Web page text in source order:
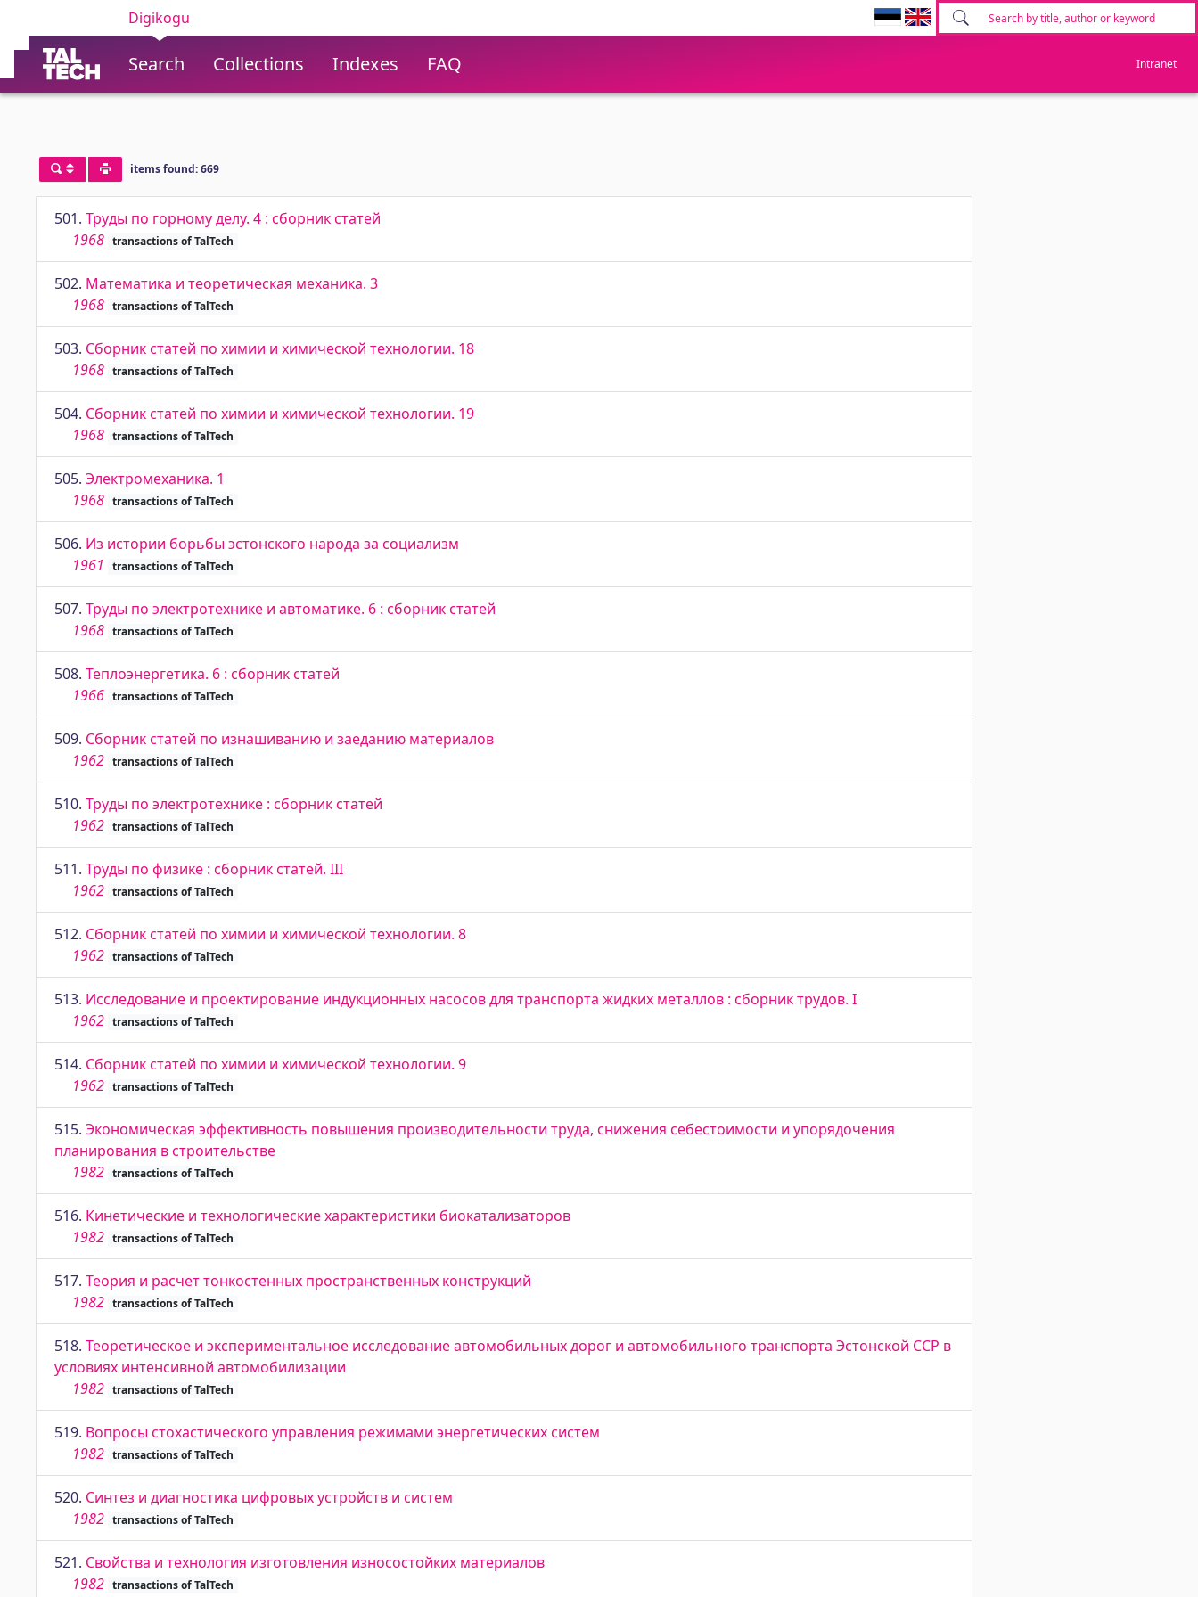
Digikogu
Search Collections Indexes FAQ Intranet
items found: 669
501. Труды по горному делу. 4 : сборник статей
1968 transactions of TalTech
502. Математика и теоретическая механика. 3
1968 transactions of TalTech
503. Сборник статей по химии и химической технологии. 18
1968 transactions of TalTech
504. Сборник статей по химии и химической технологии. 19
1968 transactions of TalTech
505. Электромеханика. 1
1968 transactions of TalTech
506. Из истории борьбы эстонского народа за социализм
1961
transactions of TalTech
507. Труды по электротехнике и автоматике. 6 : сборник статей
1968 transactions of TalTech
508. Теплоэнергетика. 6 : сборник статей
1966 transactions of TalTech
509. Сборник статей по изнашиванию и заеданию материалов
1962 transactions of TalTech
510. Труды по электротехнике : сборник статей
1962 transactions of TalTech
511. Труды по физике : сборник статей. III
1962 transactions of TalTech
512. Сборник статей по химии и химической технологии. 8
1962 transactions of TalTech
513. Исследование и проектирование индукционных насосов для транспорта жидких металлов : сборник трудов. I
1962 transactions of TalTech
514. Сборник статей по химии и химической технологии. 9
1962 transactions of TalTech
515. Экономическая эффективность повышения производительности труда, снижения себестоимости и упорядочения
планирования в строительстве
1982 transactions of TalTech
516. Кинетические и технологические характеристики биокатализаторов
1982 transactions of TalTech
517. Теория и расчет тонкостенных пространственных конструкций
1982 transactions of TalTech
518. Теоретическое и экспериментальное исследование автомобильных дорог и автомобильного транспорта Эстонской ССР в
условиях интенсивной автомобилизации
1982 transactions of TalTech
519. Вопросы стохастического управления режимами энергетических систем
1982 transactions of TalTech
520. Синтез и диагностика цифровых устройств и систем
1982 transactions of TalTech
521. Свойства и технология изготовления износостойких материалов
1982 transactions of TalTech